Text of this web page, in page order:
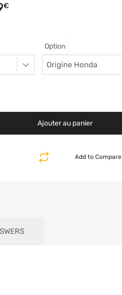
€
Option
Ajouter au panier
Add to Compare